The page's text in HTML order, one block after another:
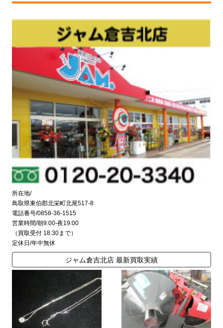
所在地/
鳥取県東伯郡北栄町北尾517-8
電話番号/0858-36-1515
営業時間/朝9:00-夜19:00
（買取受付 18:30まで）
定休日/年中無休
ジャム倉吉北店 最新買取実績